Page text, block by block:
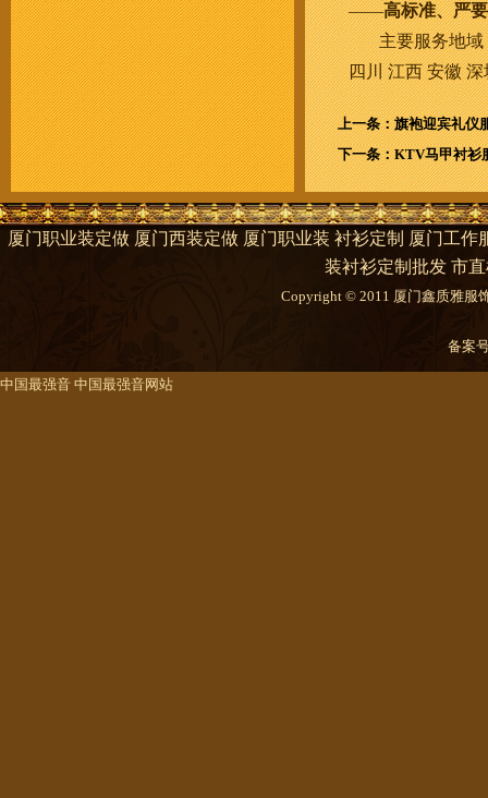
——高标准、严
主要服务地域
四川 江西 安徽 深
上一条：旗袍迎宾礼仪
下一条：KTV马甲衬衫
厦门职业装定做 厦门西装定做 厦门职业装 衬衫定制 厦门工
装衬衫定制批发 市
Copyright © 2011 厦门鑫质雅服
备案
中国最强音 中国最强音网站